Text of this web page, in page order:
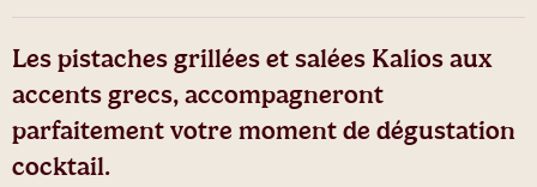
Les pistaches grillées et salées Kalios aux
accents grecs, accompagneront
parfaitement votre moment de dégustation
cocktail.